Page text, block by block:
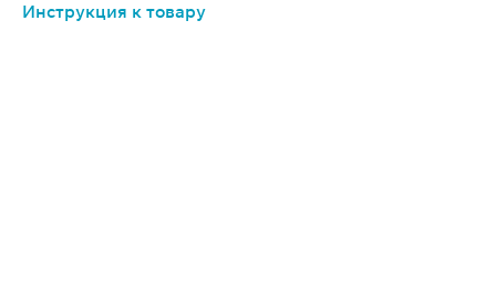
Инструкция к товару